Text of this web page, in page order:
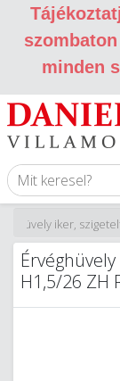
minden
iker,
H1,5/26 ZH